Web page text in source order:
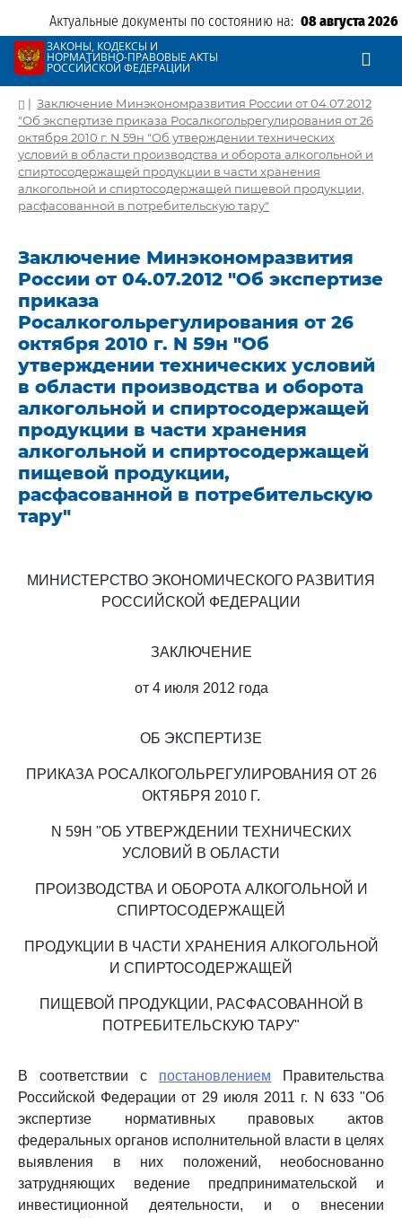
Актуальные документы по состоянию на: 08 августа 2026
ЗАКОНЫ, КОДЕКСЫ И
НОРМАТИВНО-ПРАВОВЫЕ АКТЫ
РОССИЙСКОЙ ФЕДЕРАЦИИ
| Заключение Минэкономразвития России от 04.07.2012
"Об экспертизе приказа Росалкогольрегулирования от 26
октября 2010 г. N 59н "Об утверждении технических
условий в области производства и оборота алкогольной и
спиртосодержащей продукции в части хранения
алкогольной и спиртосодержащей пищевой продукции,
расфасованной в потребительскую тару"
Заключение Минэкономразвития
России от 04.07.2012 "Об экспертизе
приказа
Росалкогольрегулирования от 26
октября 2010 г. N 59н "Об
утверждении технических условий
в области производства и оборота
алкогольной и спиртосодержащей
продукции в части хранения
алкогольной и спиртосодержащей
пищевой продукции,
расфасованной в потребительскую
тару"
МИНИСТЕРСТВО ЭКОНОМИЧЕСКОГО РАЗВИТИЯ
РОССИЙСКОЙ ФЕДЕРАЦИИ
ЗАКЛЮЧЕНИЕ
от 4 июля 2012 года
ОБ ЭКСПЕРТИЗЕ
ПРИКАЗА РОСАЛКОГОЛЬРЕГУЛИРОВАНИЯ ОТ 26
ОКТЯБРЯ 2010 Г.
N 59Н "ОБ УТВЕРЖДЕНИИ ТЕХНИЧЕСКИХ
УСЛОВИЙ В ОБЛАСТИ
ПРОИЗВОДСТВА И ОБОРОТА АЛКОГОЛЬНОЙ И
СПИРТОСОДЕРЖАЩЕЙ
ПРОДУКЦИИ В ЧАСТИ ХРАНЕНИЯ АЛКОГОЛЬНОЙ
И СПИРТОСОДЕРЖАЩЕЙ
ПИЩЕВОЙ ПРОДУКЦИИ, РАСФАСОВАННОЙ В
ПОТРЕБИТЕЛЬСКУЮ ТАРУ"
В соответствии с постановлением Правительства
Российской Федерации от 29 июля 2011 г. N 633 "Об
экспертизе нормативных правовых актов
федеральных органов исполнительной власти в целях
выявления в них положений, необоснованно
затрудняющих ведение предпринимательской и
инвестиционной деятельности, и о внесении